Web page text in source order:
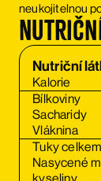
neukojitelnou
Nutriční
Kalorie
Bílkoviny
Sacharidy
Vláknina
Tuky celkem
Nasycené